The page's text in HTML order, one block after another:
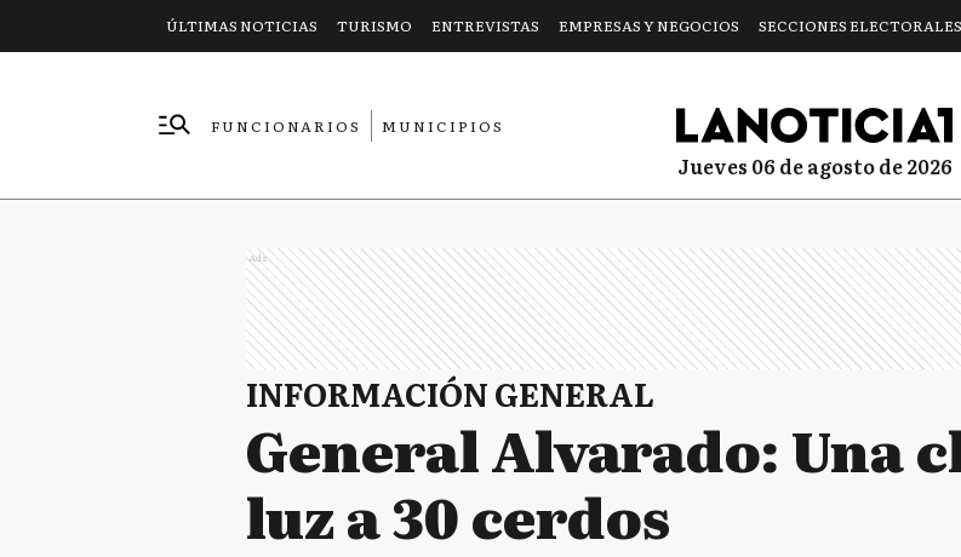
ÚLTIMAS NOTICIAS TURISMO ENTREVISTAS EMPRESAS Y NEGOCIOS SECCIONES ELECTORALES
FUNCIONARIOS
MUNICIPIOS
jueves 06 de agosto de 2026
Ads
INFORMACIÓN GENERAL
General Alvarado: Una
luz a 30 cerdos